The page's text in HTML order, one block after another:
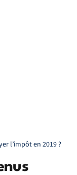
l’impôt en 2019 ?